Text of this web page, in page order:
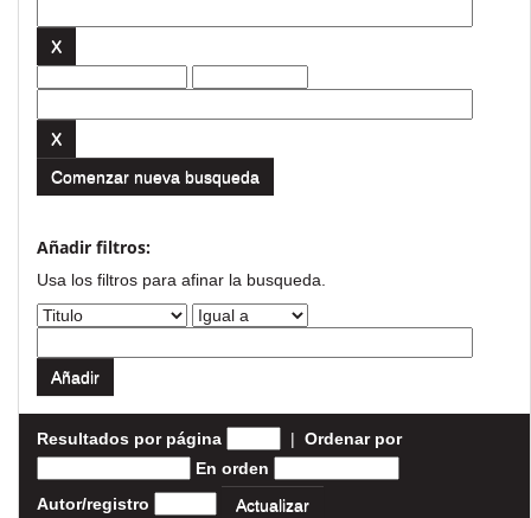
Comenzar nueva busqueda
Añadir filtros:
Usa los filtros para afinar la busqueda.
Resultados por página | Ordenar por
En orden
Autor/registro